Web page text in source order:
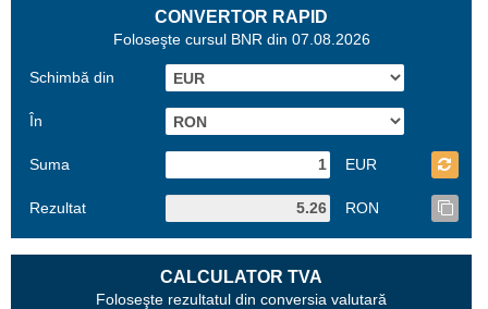
CONVERTOR RAPID
Foloseşte cursul BNR din 07.08.2026
Schimbă din
În
Suma EUR
Rezultat RON
CALCULATOR TVA
Foloseşte rezultatul din conversia valutară